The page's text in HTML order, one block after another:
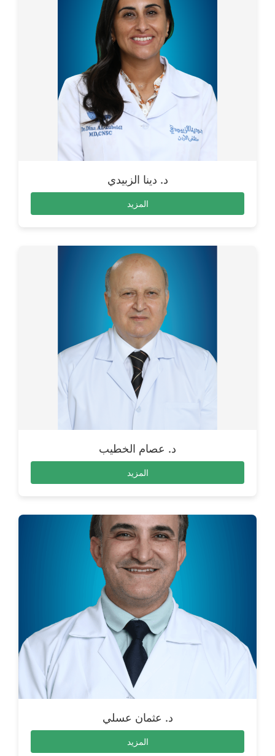
د. دينا الزبيدي
المزيد
د. عصام الخطيب
المزيد
د. عثمان عسلي
المزيد